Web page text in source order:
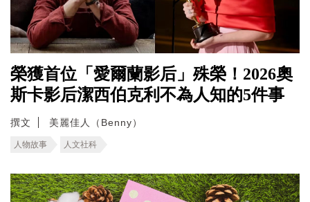
榮獲首位「愛爾蘭影后」殊榮！2026奧
斯卡影后潔西伯克利不為人知的5件事
撰文 美麗佳人（Benny）
人物故事 人文社科